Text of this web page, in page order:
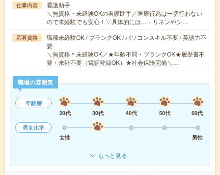
仕事内容
看護助手
＼無資格・未経験OKの看護助手／医療行為は一切行わない
ので未経験でも安心！▽具体的には…・リネンやシ…
応募資格
職種未経験OK / ブランクOK / パソコンスキル不要 / 英語力不
要
＼無資格＊未経験OK／★年齢不問・ブランクOK★履歴書不
要・来社不要（電話登録OK）★社会保険完備＼…
職場の雰囲気
年齢層
20代
30代 40代 50代
60代
男女比率
女性
男性
もっと見る